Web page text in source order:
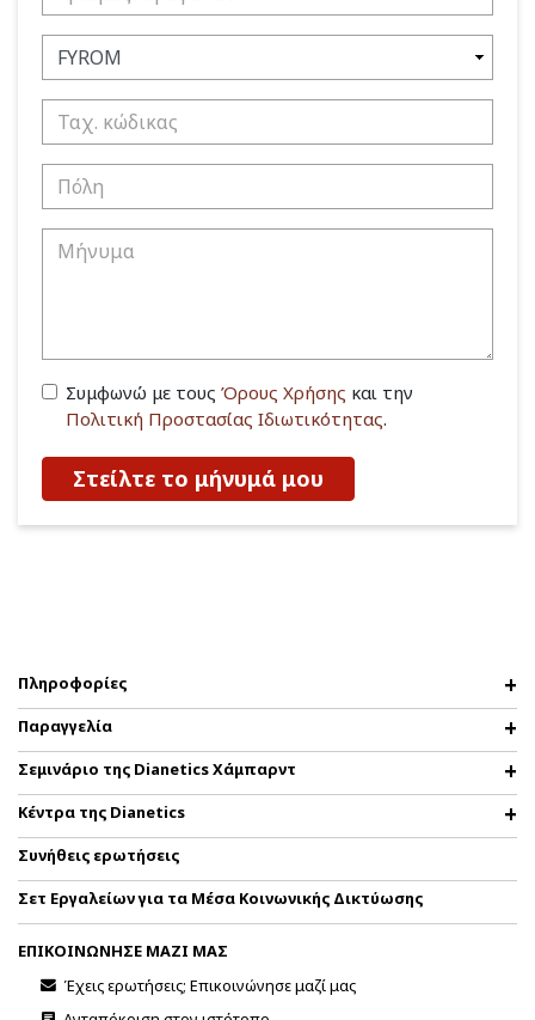
Συμφωνώ με τους Όρους Χρήσης και την
Πολιτική Προστασίας Ιδιωτικότητας.
Στείλτε το μήνυμά μου
Πληροφορίες
Παραγγελία
Σεμινάριο της Dianetics Χάμπαρντ
Κέντρα της Dianetics
Συνήθεις ερωτήσεις
Σετ Εργαλείων για τα Μέσα Κοινωνικής Δικτύωσης
ΕΠΙΚΟΙΝΩΝΗΣΕ ΜΑΖΙ ΜΑΣ
Έχεις ερωτήσεις; Επικοινώνησε μαζί μας